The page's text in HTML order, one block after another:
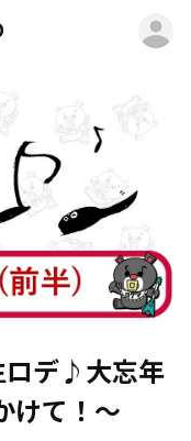
ロデ♪大忘年
けて！〜